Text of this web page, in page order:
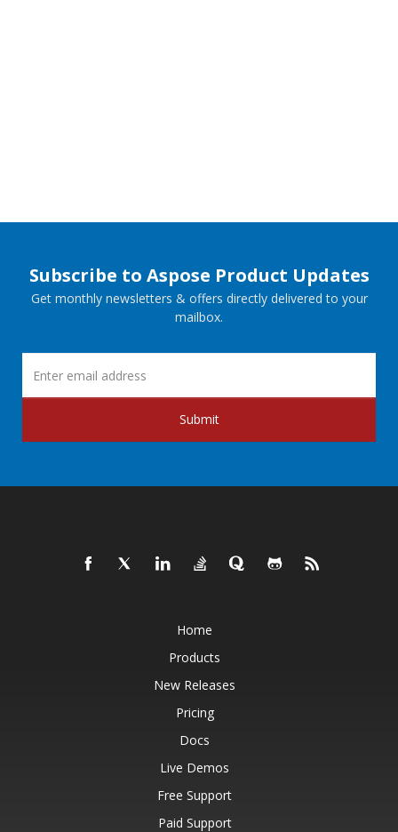
Subscribe to Aspose Product Updates
Get monthly newsletters & offers directly delivered to your
mailbox.
Submit
Home
Products
New Releases
Pricing
Docs
Live Demos
Free Support
Paid Support